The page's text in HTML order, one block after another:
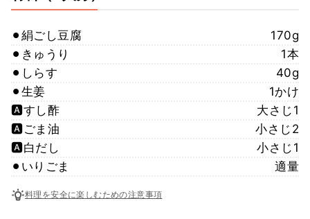
⚫︎絹ごし豆腐
170g
⚫︎きゅうり
1本
⚫︎しらす
40g
⚫︎生姜
1かけ
🅰️すし酢
大さじ1
🅰️ごま油
小さじ2
🅰️白だし
小さじ1
⚫︎いりごま
適量
料理を安全に楽しむための注意事項